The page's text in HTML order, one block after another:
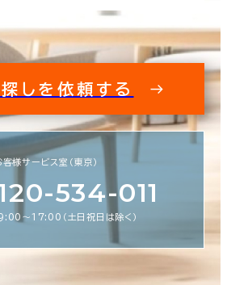
しを依頼する
客様サービス室（東京）
534-011
〜17:00（土日祝日は除く）